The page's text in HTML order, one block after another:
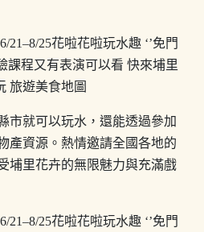
市就可以玩水，還能透過參加
產資源。熱情邀請全國各地的
埔里花卉的無限魅力與充滿戲